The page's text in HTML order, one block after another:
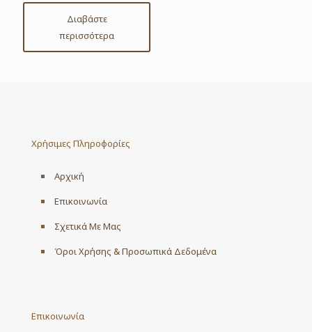
Διαβάστε
περισσότερα
Χρήσιμες Πληροφορίες
Αρχική
Επικοινωνία
Σχετικά Με Μας
Όροι Χρήσης & Προσωπικά Δεδομένα
Επικοινωνία